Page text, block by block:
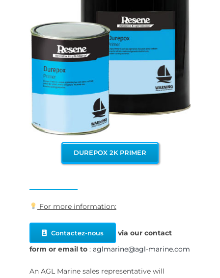
DUREPOX 2K PRIMER
For more information:
Contactez-nous
via our contact
form or email to : aglmarine@agl-marine.com
An AGL Marine sales representative will